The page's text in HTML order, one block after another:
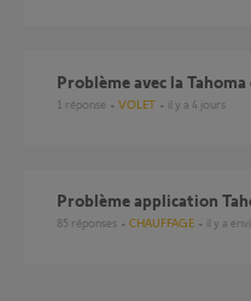
Problème avec la
1 réponse VOLET il y a 4 jours
Problème application
85 réponses CHAUFFAGE il y a